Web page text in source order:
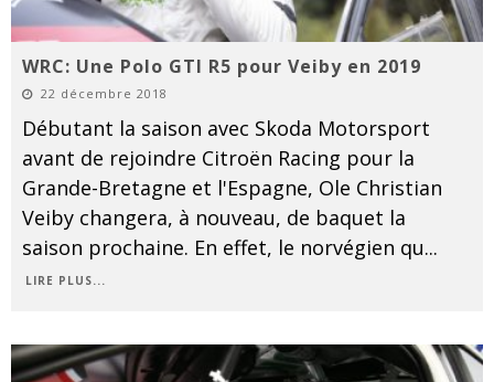
WRC: Une Polo GTI R5 pour Veiby en 2019
22 décembre 2018
Débutant la saison avec Skoda Motorsport
avant de rejoindre Citroën Racing pour la
Grande-Bretagne et l'Espagne, Ole Christian
Veiby changera, à nouveau, de baquet la
saison prochaine. En effet, le norvégien qu...
LIRE PLUS...